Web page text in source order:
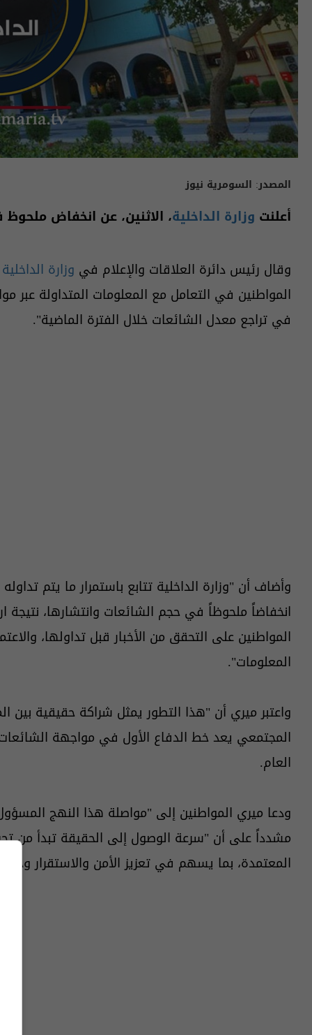
المصدر: السومرية نيوز
أعلنت وزارة الداخلية، الاثنين، عن انخفاض
وقال رئيس دائرة العلاقات والإعلام في وزارة الداخلية
المواطنين في التعامل مع المعلومات المتداولة
في تراجع معدل الشائعات خلال الفترة الماضية".
وأضاف أن "وزارة الداخلية تتابع باستمرار ما يتم
انخفاضاً ملحوظاً في حجم الشائعات وانتشارها،
المواطنين على التحقق من الأخبار قبل تداولها،
المعلومات".
واعتبر ميري أن "هذا التطور يمثل شراكة حقيقية بين
المجتمعي يعد خط الدفاع الأول في مواجهة
العام.
ودعا ميري المواطنين إلى "مواصلة هذا النهج المسؤول،
مشدداً على أن "سرعة الوصول إلى الحقيقة تبدأ من
المعتمدة، بما يسهم في تعزيز الأمن والاستقرار